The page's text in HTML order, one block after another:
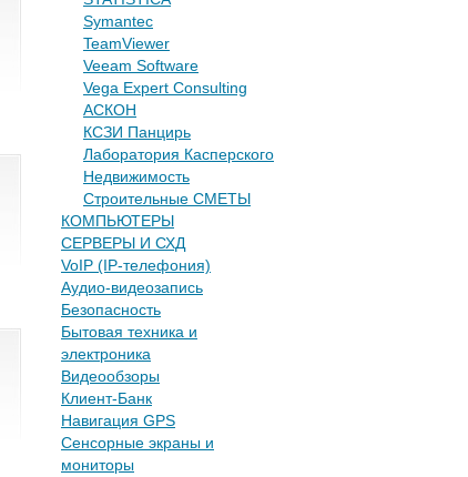
Symantec
TeamViewer
Veeam Software
Vega Expert Consulting
АСКОН
КСЗИ Панцирь
Лаборатория Касперского
Недвижимость
Строительные СМЕТЫ
КОМПЬЮТЕРЫ
СЕРВЕРЫ И СХД
VoIP (IP-телефония)
Аудио-видеозапись
Безопасность
Бытовая техника и
электроника
Видеообзоры
Клиент-Банк
Навигация GPS
Сенсорные экраны и
мониторы